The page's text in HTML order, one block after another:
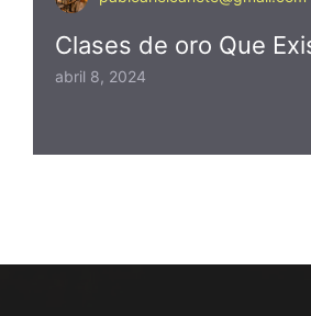
Clases de oro Que
abril 8, 2024